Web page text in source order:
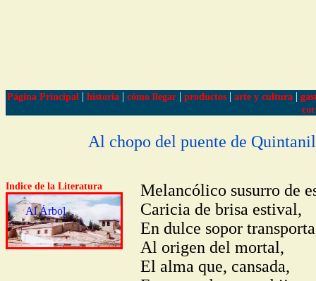
Página Principal | historia | cómo llegar | productos | arte y cultura |
Al chopo del puente de
Indice de la Literatura
Melancólico susurro de
Caricia de brisa estival,
En dulce sopor
Al origen del mortal,
El alma que, cansada,
Al Árbol